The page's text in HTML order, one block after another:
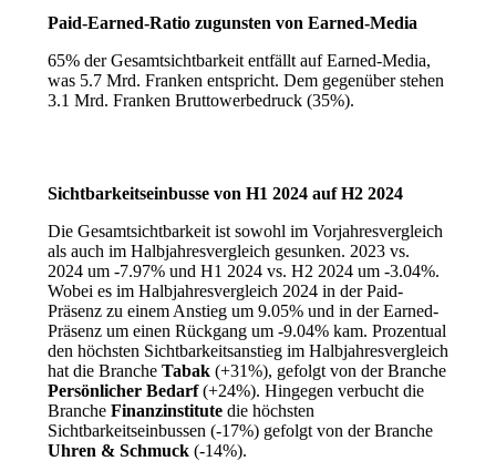
Paid-Earned-Ratio zugunsten von Earned-Media
65% der Gesamtsichtbarkeit entfällt auf Earned-Media,
was 5.7 Mrd. Franken entspricht. Dem gegenüber stehen
3.1 Mrd. Franken Bruttowerbedruck (35%).
Sichtbarkeitseinbusse von H1 2024 auf H2 2024
Die Gesamtsichtbarkeit ist sowohl im Vorjahresvergleich
als auch im Halbjahresvergleich gesunken. 2023 vs.
2024 um -7.97% und H1 2024 vs. H2 2024 um -3.04%.
Wobei es im Halbjahresvergleich 2024 in der Paid-
Präsenz zu einem Anstieg um 9.05% und in der Earned-
Präsenz um einen Rückgang um -9.04% kam. Prozentual
den höchsten Sichtbarkeitsanstieg im Halbjahresvergleich
hat die Branche Tabak (+31%), gefolgt von der Branche
Persönlicher Bedarf(+24%). Hingegen verbucht die
Branche Finanzinstitutedie höchsten
Sichtbarkeitseinbussen (-17%) gefolgt von der Branche
Uhren & Schmuck(-14%).